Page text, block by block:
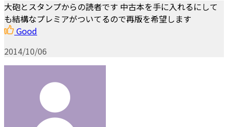
大砲とスタンプからの読者です 中古本を手に入れるにして
も結構なプレミアがついてるので再版を希望します
Good
2014/10/06